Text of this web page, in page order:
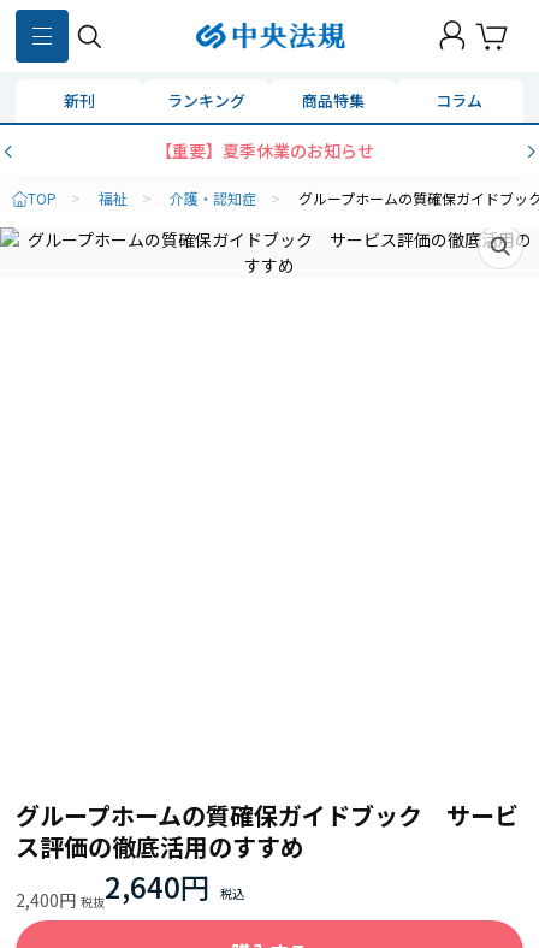
新刊 ランキング 商品特集 コラム
【重要】夏季休業のお知らせ
TOP > 福祉 > 介護・認知症 > グループホームの質確保ガイドブ
グループホームの質確保ガイドブック サービ
ス評価の徹底活用のすすめ
2,400円 2,640円